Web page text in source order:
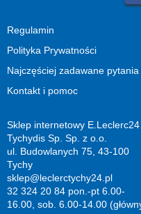
Regulamin
Polityka Prywatności
Najczęściej zadawane pytania
Kontakt i pomoc
Sklep internetowy E.Leclerc24
Tychydis Sp. Sp. z o.o.
ul. Budowlanych 75, 43-100
Tychy
sklep@leclerctychy24.pl
32 324 20 84 pon.-pt 6.00-
16.00, sob. 6.00-14.00